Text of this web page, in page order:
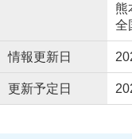
熊
全
情報更新日
更新予定日